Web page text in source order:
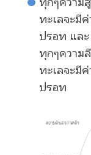
ทะเลจะมี
ปรอท และ
ทุกๆความ
ทะเลจะมี
ปรอท